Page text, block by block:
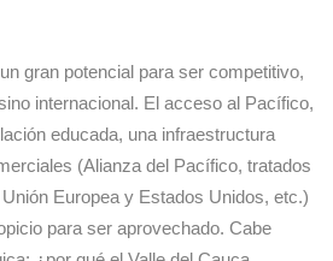
gran potencial para ser competitivo,
internacional. El acceso al Pacífico,
educada, una infraestructura
(Alianza del Pacífico, tratados
Europea y Estados Unidos, etc.)
para ser aprovechado. Cabe